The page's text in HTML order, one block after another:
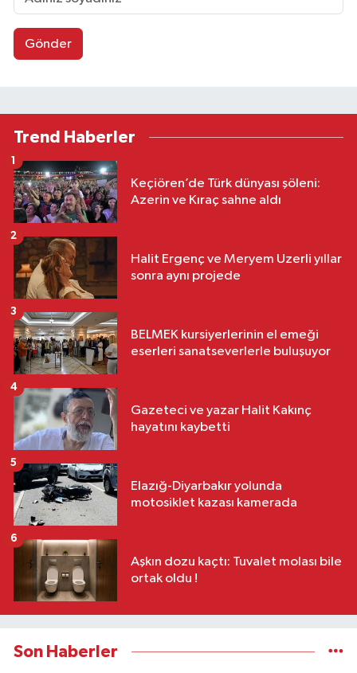
Gönder
Trend Haberler
Keçiören’de Türk dünyası şöleni:
Azerin ve Kıraç sahne aldı
1
Halit Ergenç ve Meryem Uzerli yıllar
sonra aynı projede
2
BELMEK kursiyerlerinin el emeği
eserleri sanatseverlerle buluşuyor
3
Gazeteci ve yazar Halit Kakınç
hayatını kaybetti
4
Elazığ-Diyarbakır yolunda
motosiklet kazası kamerada
5
Aşkın dozu kaçtı: Tuvalet molası bile
ortak oldu !
6
Son Haberler